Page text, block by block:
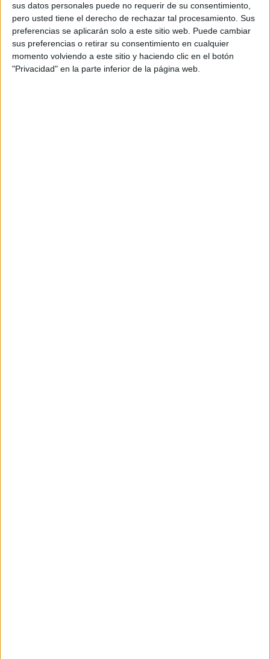
sus datos personales puede no requerir de su consentimiento,
pero usted tiene el derecho de rechazar tal procesamiento. Sus
preferencias se aplicarán solo a este sitio web. Puede cambiar
sus preferencias o retirar su consentimiento en cualquier
momento volviendo a este sitio y haciendo clic en el botón
"Privacidad" en la parte inferior de la página web.
un singular restaurante de primeras citas llamado 'El
Flechazo' , un espacio donde quienes anhelan encontrar
el amor podrán sentarse a la mesa y dejarse llevar por el
destino.